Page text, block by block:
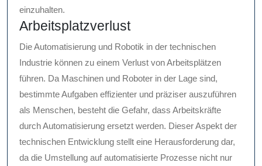
einzuhalten.
Arbeitsplatzverlust
Die Automatisierung und Robotik in der technischen
Industrie können zu einem Verlust von Arbeitsplätzen
führen. Da Maschinen und Roboter in der Lage sind,
bestimmte Aufgaben effizienter und präziser auszuführen
als Menschen, besteht die Gefahr, dass Arbeitskräfte
durch Automatisierung ersetzt werden. Dieser Aspekt der
technischen Entwicklung stellt eine Herausforderung dar,
da die Umstellung auf automatisierte Prozesse nicht nur